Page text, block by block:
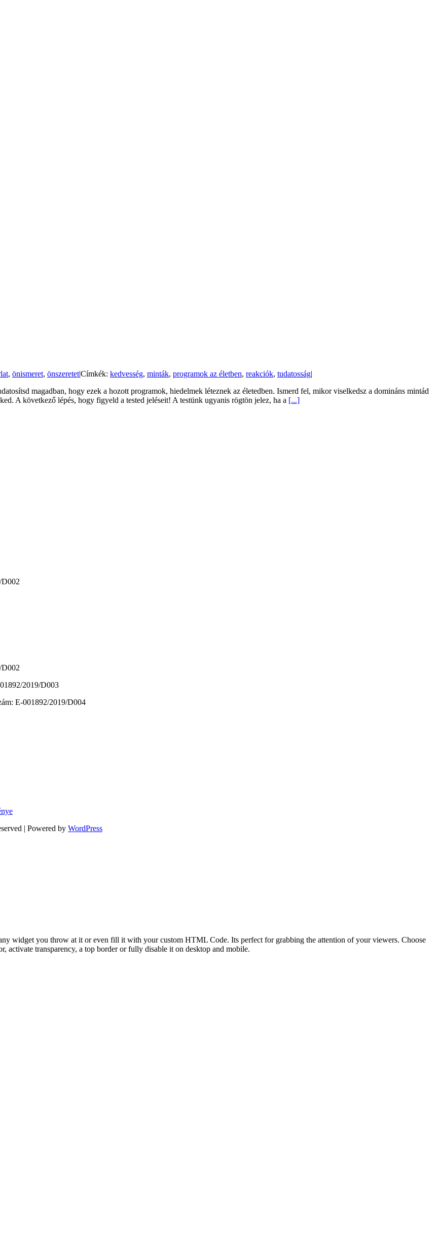
, önismeret, önszeretet|Címkék: kedvesség, minták, programok az életben, reakciók, tudatosság|
magadban, hogy ezek a hozott programok, hiedelmek léteznek az életedben. Ismerd fel, mikor viselkedsz a domináns mintád
A következő lépés, hogy figyeld a tested jeléseit! A testünk ugyanis rögtön jelez, ha a [...]
D002
D002
2019/D003
E-001892/2019/D004
| Powered by WordPress
widget you throw at it or even fill it with your custom HTML Code. Its perfect for grabbing the attention of your viewers. Choose
activate transparency, a top border or fully disable it on desktop and mobile.